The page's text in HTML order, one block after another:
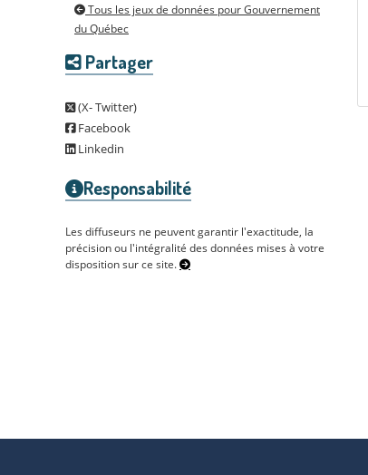
Tous les jeux de données pour Gouvernement
du Québec
Partager
(X- Twitter)
Facebook
Linkedin
Responsabilité
Les diffuseurs ne peuvent garantir l'exactitude, la
précision ou l'intégralité des données mises à votre
disposition sur ce site.